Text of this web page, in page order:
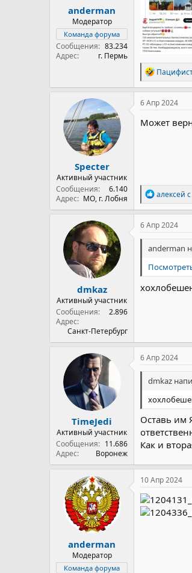
востоке
года.
«Когда
помешать
anderman
Модератор
Команда форума
Сообщения
83.234
Адрес
г. Пермь
Р
е
а
к
ц
и
и
Specter
Активный участник
Сообщения
6.140
Адрес
МО, г. Лобня
6 Апр 2024
Может
Р
е
а
к
ц
и
алексей
dmkaz
Активный участник
Сообщения
2.896
Адрес
Санкт-Петербург
6 Апр 2024
anderman
TimeJedi
Активный участник
Сообщения
11.686
Адрес
Воронеж
6 Апр 2024
dmkaz
Оставь им
Как и
anderman
Модератор
Команда форума
10 Апр 2024